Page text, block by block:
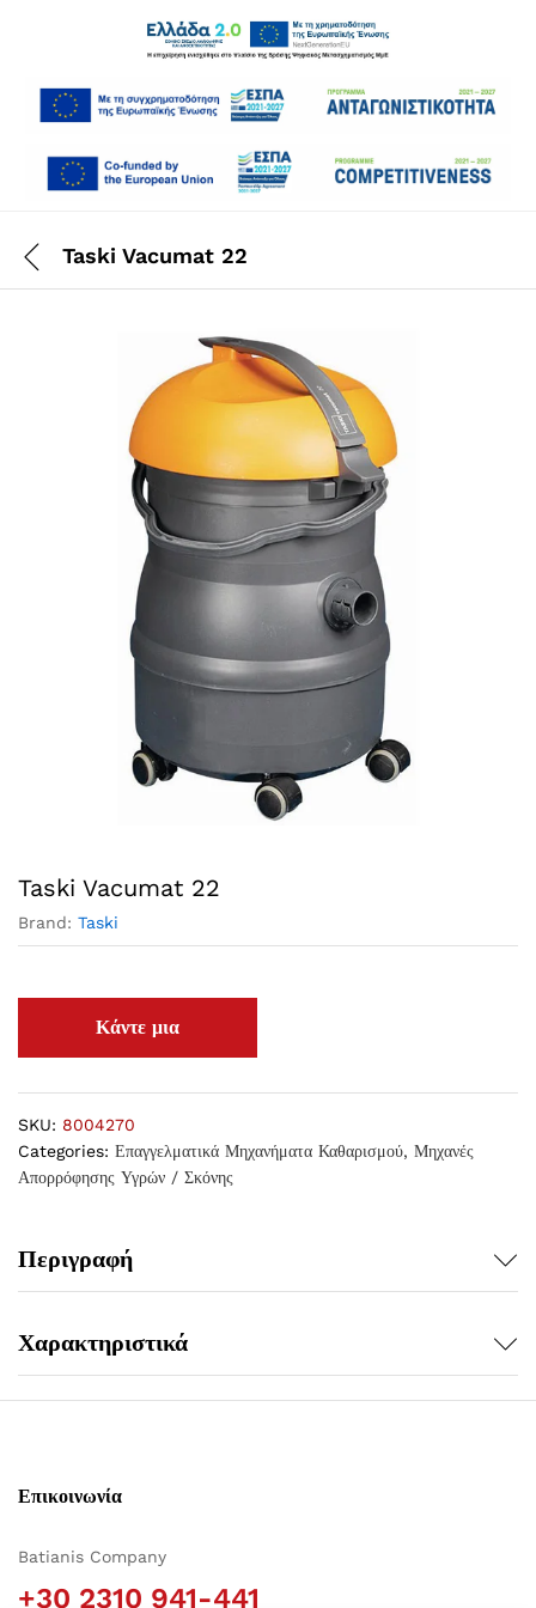
Taski Vacumat 22
Taski Vacumat 22
Brand: Taski
SKU: 8004270
Categories: Επαγγελματικά Μηχανήματα Καθαρισμού, Μηχανές
Απορρόφησης Υγρών / Σκόνης
Περιγραφή
Χαρακτηριστικά
Επικοινωνία
Batianis Company
+30 2310 941-441